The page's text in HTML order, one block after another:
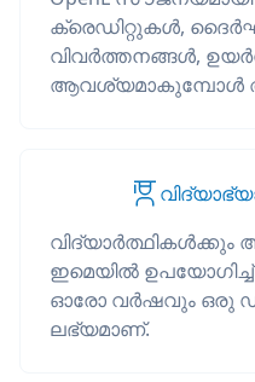
ക്രെഡിറ്റുകൾ,
വിവർത്തനങ്ങൾ,
ആവശ്യമാകുമ്പോൾ
വിദ്യാർത്ഥികൾക്കും
ഇമെയിൽ ഉപയോഗിച്ച്
ഓരോ വർഷവും ഒരു
ലഭ്യമാണ്.